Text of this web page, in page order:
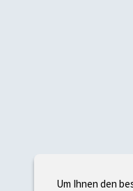
Um Ihnen den